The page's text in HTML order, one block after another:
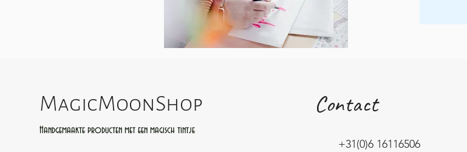
MagicMoonShop
Handgemaakte producten met een magisch tintje
Contact
+31(0)6 16116506